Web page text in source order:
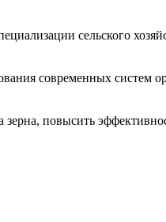
сельского
современных
повысить